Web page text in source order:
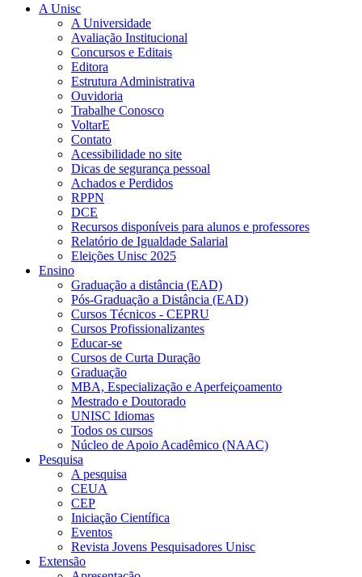
A Unisc
A Universidade
Avaliação Institucional
Concursos e Editais
Editora
Estrutura Administrativa
Ouvidoria
Trabalhe Conosco
VoltarE
Contato
Acessibilidade no site
Dicas de segurança pessoal
Achados e Perdidos
RPPN
DCE
Recursos disponíveis para alunos e professores
Relatório de Igualdade Salarial
Eleições Unisc 2025
Ensino
Graduação a distância (EAD)
Pós-Graduação a Distância (EAD)
Cursos Técnicos - CEPRU
Cursos Profissionalizantes
Educar-se
Cursos de Curta Duração
Graduação
MBA, Especialização e Aperfeiçoamento
Mestrado e Doutorado
UNISC Idiomas
Todos os cursos
Núcleo de Apoio Acadêmico (NAAC)
Pesquisa
A pesquisa
CEUA
CEP
Iniciação Científica
Eventos
Revista Jovens Pesquisadores Unisc
Extensão